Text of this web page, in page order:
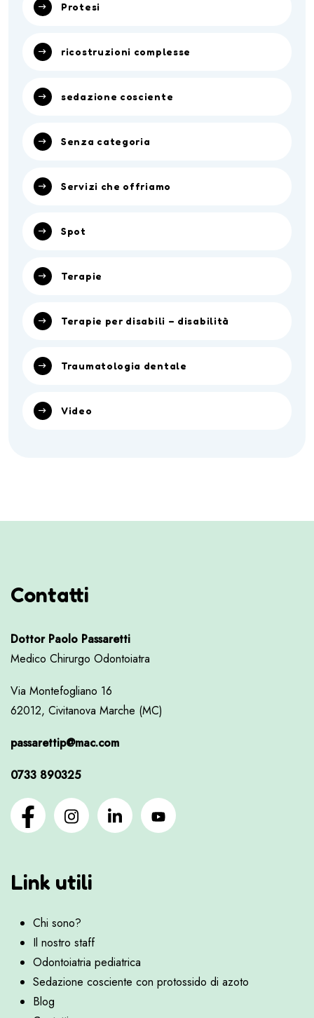
Protesi
ricostruzioni complesse
sedazione cosciente
Senza categoria
Servizi che offriamo
Spot
Terapie
Terapie per disabili – disabilità
Traumatologia dentale
Video
Contatti
Dottor Paolo Passaretti
Medico Chirurgo Odontoiatra
Via Montefogliano 16
62012, Civitanova Marche (MC)
passarettip@mac.com
0733 890325
Link utili
Chi sono?
Il nostro staff
Odontoiatria pediatrica
Sedazione cosciente con protossido di azoto
Blog